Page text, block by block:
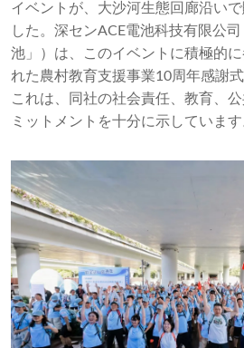
イベントが、大沙河生態回廊沿い
した。深センACE電池科技有限公
池」）は、このイベントに積極的
れた農村教育支援事業10周年感謝
これは、同社の社会責任、教育、
ミットメントを十分に示しています